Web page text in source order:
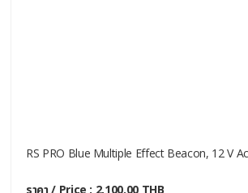
RS PRO Blue Multiple Effect Beacon, 12 V